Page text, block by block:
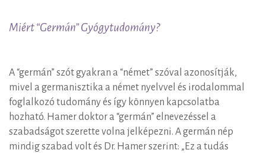
Miért
Gyógytudomány?
Miért “Germán” Gyógytudomány?
A “germán” szót gyakran a “német” szóval azonosítják,
mivel a germanisztika a német nyelvvel és irodalommal
foglalkozó tudomány és így könnyen kapcsolatba
hozható. Hamer doktor a “germán” elnevezéssel a
szabadságot szerette volna jelképezni. A germán nép
mindig szabad volt és Dr. Hamer szerint: „Ez a tudás